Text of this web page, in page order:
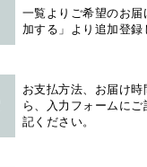
一覧よりご希望のお
加する」より追加登
お支払方法、お届け
ら、入力フォームに
記ください。